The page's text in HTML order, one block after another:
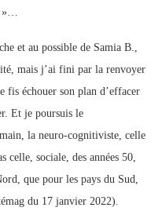
»…
et au possible de Samia B.,
mais j’ai fini par la renvoyer
fis échouer son plan d’effacer
Et je poursuis le
la neuro-cognitiviste, celle
celle, sociale, des années 50,
que pour les pays du Sud,
du 17 janvier 2022).